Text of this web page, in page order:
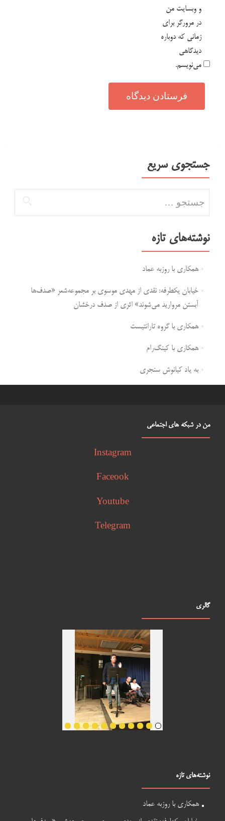
و وبسایت من
در مرورگر برای
زمانی که دوباره
دیدگاهی
می‌نویسم.
جستجوی سریع
نوشته‌های تازه
همکاری با روزبه عماد
خیابان یکطرفه: نقدی از مهدی موسوی بر مجموعه‌شعر «صدف‌ها
آبستن مروارید می‌شوند» اثری از صدف درخشان
همکاری با گروه تارانتیست
همکاری با کینگ‌رام
به یاد کیانوش سنجری
من در شبکه های اجتماعی
Instagram
Faceook
Youtube
Telegram
گالری
نوشته‌های تازه
همکاری با روزبه عماد